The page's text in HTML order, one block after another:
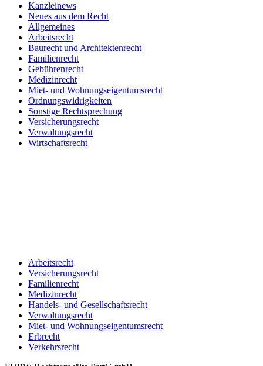
Kanzleinews
Neues aus dem Recht
Allgemeines
Arbeitsrecht
Baurecht und Architektenrecht
Familienrecht
Gebührenrecht
Medizinrecht
Miet- und Wohnungseigentumsrecht
Ordnungswidrigkeiten
Sonstige Rechtsprechung
Versicherungsrecht
Verwaltungsrecht
Wirtschaftsrecht
Arbeitsrecht
Versicherungsrecht
Familienrecht
Medizinrecht
Handels- und Gesellschaftsrecht
Verwaltungsrecht
Miet- und Wohnungseigentumsrecht
Erbrecht
Verkehrsrecht